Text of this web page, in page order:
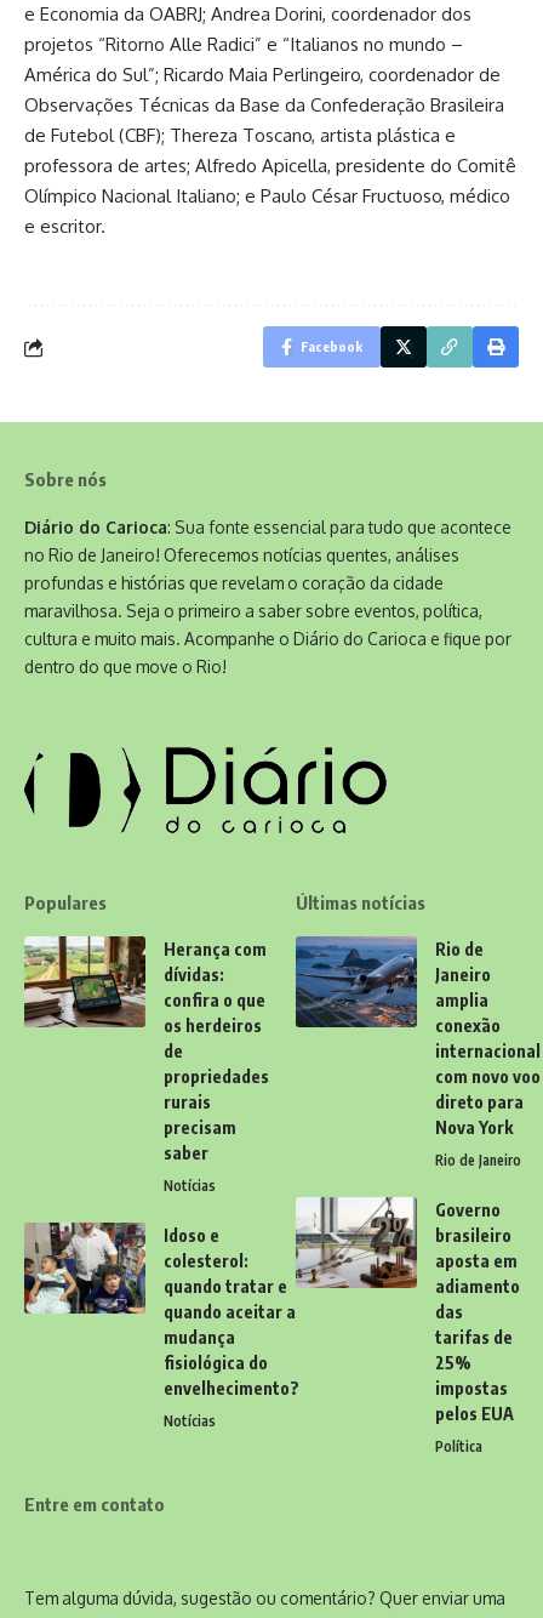
e Economia da OABRJ; Andrea Dorini, coordenador dos
projetos “Ritorno Alle Radici” e “Italianos no mundo –
América do Sul”; Ricardo Maia Perlingeiro, coordenador de
Observações Técnicas da Base da Confederação Brasileira
de Futebol (CBF); Thereza Toscano, artista plástica e
professora de artes; Alfredo Apicella, presidente do Comitê
Olímpico Nacional Italiano; e Paulo César Fructuoso, médico
e escritor.
Facebook
Sobre nós
Diário do Carioca: Sua fonte essencial para tudo que acontece
no Rio de Janeiro! Oferecemos notícias quentes, análises
profundas e histórias que revelam o coração da cidade
maravilhosa. Seja o primeiro a saber sobre eventos, política,
cultura e muito mais. Acompanhe o Diário do Carioca e fique por
dentro do que move o Rio!
Populares
Herança com
dívidas:
confira o que
os herdeiros
de
propriedades
rurais
precisam
saber
Notícias
Idoso e
colesterol:
quando tratar e
quando aceitar a
mudança
fisiológica do
envelhecimento?
Notícias
Últimas notícias
Rio de
Janeiro
amplia
conexão
internacional
com novo voo
direto para
Nova York
Rio de Janeiro
Governo
brasileiro
aposta em
adiamento
das
tarifas de
25%
impostas
pelos EUA
Política
Entre em contato
Tem alguma dúvida, sugestão ou comentário? Quer enviar uma